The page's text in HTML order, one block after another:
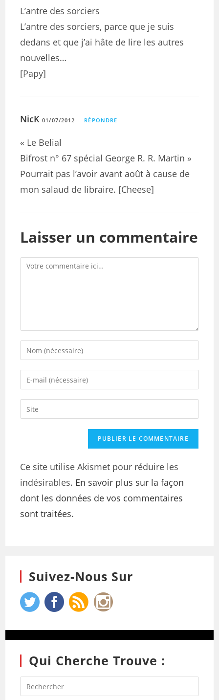
L’antre des sorciers
L’antre des sorciers, parce que je suis
dedans et que j’ai hâte de lire les autres
nouvelles…
[Papy]
NicK 01/07/2012 RÉPONDRE
« Le Belial
Bifrost n° 67 spécial George R. R. Martin »
Pourrait pas l’avoir avant août à cause de
mon salaud de libraire. [Cheese]
Laisser un commentaire
Ce site utilise Akismet pour réduire les
indésirables. En savoir plus sur la façon
dont les données de vos commentaires
sont traitées.
Suivez-Nous Sur
Qui Cherche Trouve :